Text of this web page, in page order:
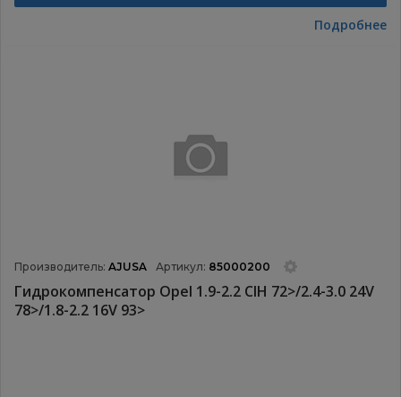
Подробнее
Производитель: AJUSA Артикул: 85000200
Гидрокомпенсатор Opel 1.9-2.2 CIH 72>/2.4-3.0 24V
78>/1.8-2.2 16V 93>